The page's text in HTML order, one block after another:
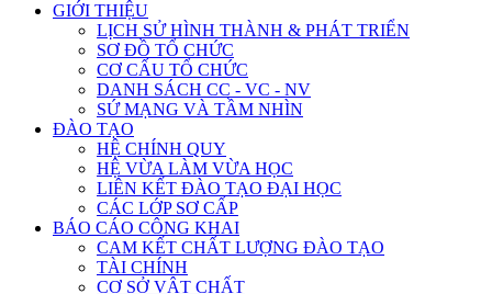
GIỚI THIỆU
LỊCH SỬ HÌNH THÀNH & PHÁT TRIỂN
SƠ ĐỒ TỔ CHỨC
CƠ CẤU TỔ CHỨC
DANH SÁCH CC - VC - NV
SỨ MẠNG VÀ TẦM NHÌN
ĐÀO TẠO
HỆ CHÍNH QUY
HỆ VỪA LÀM VỪA HỌC
LIÊN KẾT ĐÀO TẠO ĐẠI HỌC
CÁC LỚP SƠ CẤP
BÁO CÁO CÔNG KHAI
CAM KẾT CHẤT LƯỢNG ĐÀO TẠO
TÀI CHÍNH
CƠ SỞ VẬT CHẤT